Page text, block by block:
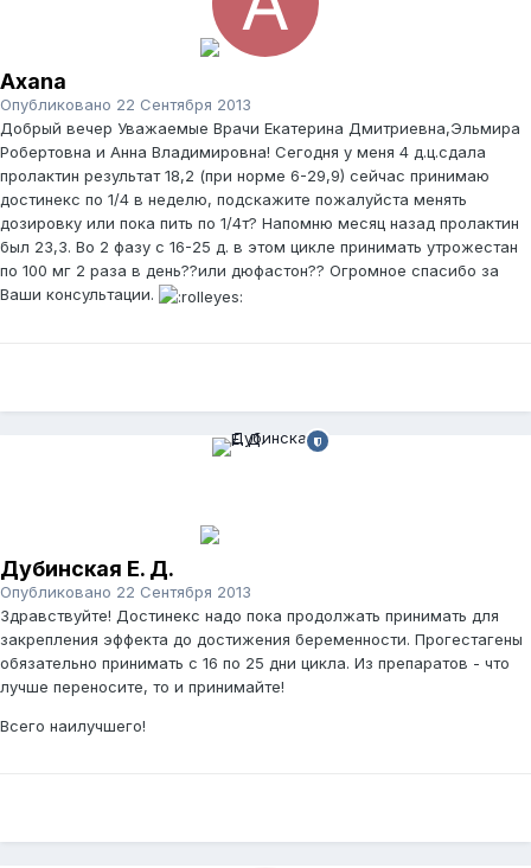
Axana
Опубликовано 22 Сентября 2013
Добрый вечер Уважаемые Врачи Екатерина Дмитриевна,Эльмира
Робертовна и Анна Владимировна! Сегодня у меня 4 д.ц.сдала
пролактин результат 18,2 (при норме 6-29,9) сейчас принимаю
достинекс по 1/4 в неделю, подскажите пожалуйста менять
дозировку или пока пить по 1/4т? Напомню месяц назад пролактин
был 23,3. Во 2 фазу с 16-25 д. в этом цикле принимать утрожестан
по 100 мг 2 раза в день??или дюфастон?? Огромное спасибо за
Ваши консультации.
Дубинская Е. Д.
Опубликовано 22 Сентября 2013
Здравствуйте! Достинекс надо пока продолжать принимать для
закрепления эффекта до достижения беременности. Прогестагены
обязательно принимать с 16 по 25 дни цикла. Из препаратов - что
лучше переносите, то и принимайте!
Всего наилучшего!